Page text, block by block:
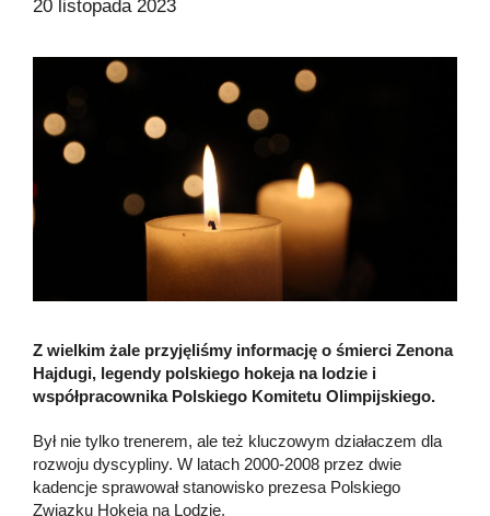
20 listopada 2023
Z wielkim żale przyjęliśmy informację o śmierci Zenona
Hajdugi, legendy polskiego hokeja na lodzie i
współpracownika Polskiego Komitetu Olimpijskiego.
Był nie tylko trenerem, ale też kluczowym działaczem dla
rozwoju dyscypliny. W latach 2000-2008 przez dwie
kadencje sprawował stanowisko prezesa Polskiego
Związku Hokeja na Lodzie.